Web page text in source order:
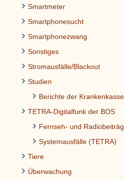
Smartmeter
Smartphonesucht
Smartphonezwang
Sonstiges
Stromausfälle/Blackout
Studien
Berichte der
TETRA-Digitalfunk der BOS
Fernseh- und
Systemausfälle (TETRA)
Tiere
Überwachung